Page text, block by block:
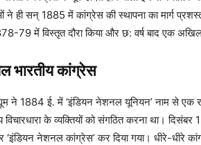
ही सन् 1885 में कांग्रेस की स्थापना का मार्ग
79 में विस्तृत दौरा किया और छ: वर्ष बाद एक
भारतीय कांग्रेस
ने 1884 ई. में ‘इंडियन नेशनल यूनियन’ नाम से एक
विचारधारा के व्यक्तियों को संगठित करना था।
‘इंडियन नेशनल कांग्रेस’ कर दिया गया। धीरे-धीरे